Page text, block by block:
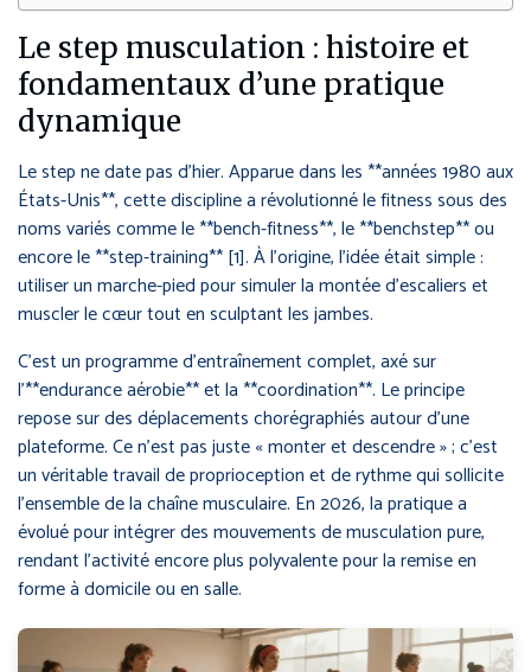
Le step musculation : histoire et
fondamentaux d’une pratique
dynamique
Le step ne date pas d’hier. Apparue dans les **années 1980 aux
États-Unis**, cette discipline a révolutionné le fitness sous des
noms variés comme le **bench-fitness**, le **benchstep** ou
encore le **step-training** [1]. À l’origine, l’idée était simple :
utiliser un marche-pied pour simuler la montée d’escaliers et
muscler le cœur tout en sculptant les jambes.
C’est un programme d’entraînement complet, axé sur
l’**endurance aérobie** et la **coordination**. Le principe
repose sur des déplacements chorégraphiés autour d’une
plateforme. Ce n’est pas juste « monter et descendre » ; c’est
un véritable travail de proprioception et de rythme qui sollicite
l’ensemble de la chaîne musculaire. En 2026, la pratique a
évolué pour intégrer des mouvements de musculation pure,
rendant l’activité encore plus polyvalente pour la remise en
forme à domicile ou en salle.